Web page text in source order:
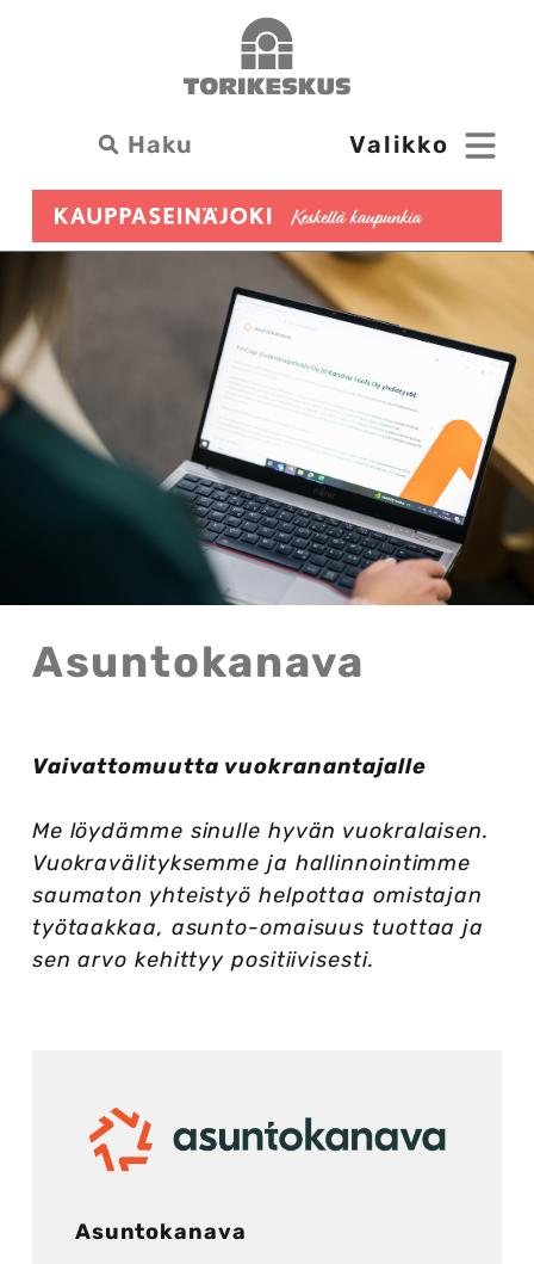
Torikeskus
Haku:
Asuntokanava
Vaivattomuutta vuokranantajalle
Me löydämme sinulle hyvän vuokralaisen.
Vuokravälityksemme ja hallinnointimme
saumaton yhteistyö helpottaa omistajan
työtaakkaa, asunto-omaisuus tuottaa ja
sen arvo kehittyy positiivisesti.
Asuntokanava